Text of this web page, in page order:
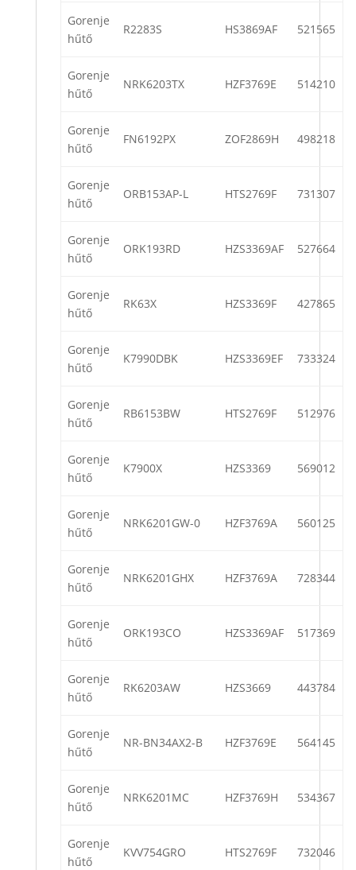
Gorenje
hűtő
R2283S HS3869AF 521565
Gorenje
hűtő
NRK6203TX HZF3769E 514210
Gorenje
hűtő
FN6192PX ZOF2869H 498218
Gorenje
hűtő
ORB153AP-L HTS2769F 731307
Gorenje
hűtő
ORK193RD HZS3369AF 527664
Gorenje
hűtő
RK63X HZS3369F 427865
Gorenje
hűtő
K7990DBK HZS3369EF 733324
Gorenje
hűtő
RB6153BW HTS2769F 512976
Gorenje
hűtő
K7900X HZS3369 569012
Gorenje
hűtő
NRK6201GW-0 HZF3769A 560125
Gorenje
hűtő
NRK6201GHX HZF3769A 728344
Gorenje
hűtő
ORK193CO HZS3369AF 517369
Gorenje
hűtő
RK6203AW HZS3669 443784
Gorenje
hűtő
NR-BN34AX2-B HZF3769E 564145
Gorenje
hűtő
NRK6201MC HZF3769H 534367
Gorenje
hűtő
KVV754GRO HTS2769F 732046